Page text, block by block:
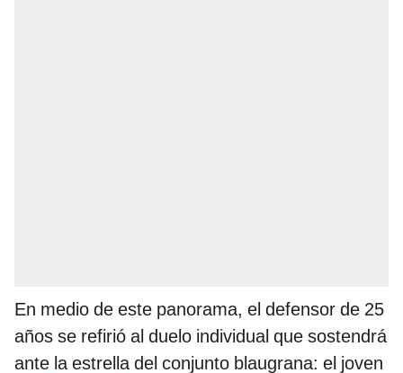
En medio de este panorama, el defensor de 25
años se refirió al duelo individual que sostendrá
ante la estrella del conjunto blaugrana: el joven